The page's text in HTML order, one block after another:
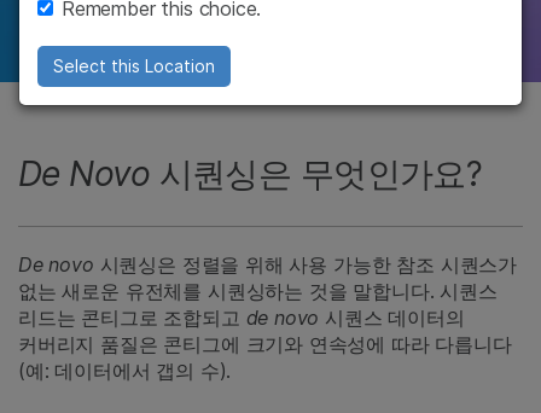
추천 링크
기술
De Novo 시퀀싱은 무엇인가요?
De novo 시퀀싱은 정렬을 위해 사용 가능한 참조 시퀀스가
없는 새로운 유전체를 시퀀싱하는 것을 말합니다. 시퀀스
리드는 콘티그로 조합되고 de novo 시퀀스 데이터의
커버리지 품질은 콘티그에 크기와 연속성에 따라 다릅니다
(예: 데이터에서 갭의 수).
Remember this choice.
Select this Location